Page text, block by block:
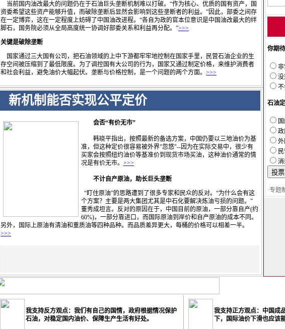
当前国内油改最大的问题仍在于石油巨头垄断机制难以打破。“作为核心、优质的国有资产，国
资委希望这些资产能够升值，而破除垄断后显然会影响到这些垄断者的利益。”因此，部委之间存
在一定博弈，这在一定程度上妨碍了中国油改进程。“各自为政的官本位意识是中国油改最大的绊
脚石，国务院必须从全局高度统一协调好部委关系和利益再分配。”>>>
关键是破除垄断
国家通过三大国有公司，把石油领域的上中下游都牢牢地控制在国家手里，民营石油企业的生
存空间被压缩到了最低限度。为了调控国有大公司的行为，国家又通过制定价格，来维护消费者
和社会利益，避免油价大幅起伏。垄断与价格控制，是一个问题的两个方面。 >>>
新机制能否实现公平定价
会否“有价无市”
韩晓平指出，按照最新的备选方案，中国仍要以三地油价为基
准，但这种定价很容易被外界"忽悠"--因为在实际交易中，很少有
买家会按照纽约油价等基准价到现货市场买油，这种油价通常的情
况是有价无市。 >>>
不计自产原油，助长巨头垄断
“盯住原油”的思路遭到了很多专家和民众的反对。“为什么会有这
个方案？主要是两大集团尤其是中石化要解决炼油亏损的问题。”
董秀成坦言。反对的原因在于，中国目前的原油，一部分靠自产(约
60%)，一部分靠进口，而国际原油到岸价和自产原油的成本不同。
另外，国际上原油有清油和重质油等四种品种。而品质差异更大，每桶的价格可以相差一半。
>>>
你期
不
石油
政
消
·专题
我支持反方观点：我们有自己的国情，政府根据情况保护
石油，对稳定国内油价、保障生产生活有好处。
我支持正方观点：中国成
下，国际油价下滑也应该